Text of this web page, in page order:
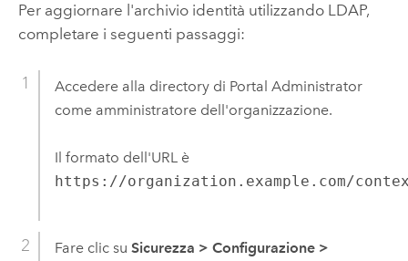
Per aggiornare l'archivio identità utilizzando LDAP,
completare i seguenti passaggi:
Accedere alla directory di Portal Administrator
come amministratore dell'organizzazione.
Il formato dell'URL è
https://organization.example.com/
Fare clic su Sicurezza > Configurazione >